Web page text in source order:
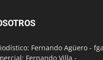
Fernando Agüero -
Fernando Villa -